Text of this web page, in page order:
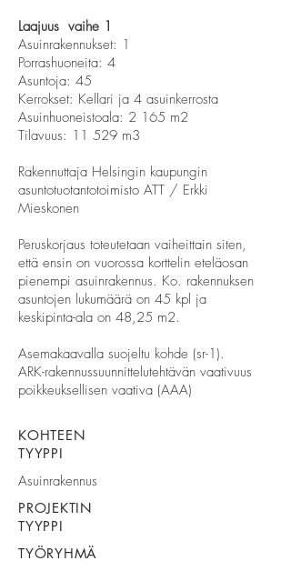
Laajuus vaihe 1
Asuinrakennukset: 1
Porrashuoneita: 4
Asuntoja: 45
Kerrokset: Kellari ja 4 asuinkerrosta
Asuinhuoneistoala: 2 165 m2
Tilavuus: 11 529 m3
Rakennuttaja Helsingin kaupungin
asuntotuotantotoimisto ATT / Erkki
Mieskonen
Peruskorjaus toteutetaan vaiheittain siten,
että ensin on vuorossa korttelin eteläosan
pienempi asuinrakennus. Ko. rakennuksen
asuntojen lukumäärä on 45 kpl ja
keskipinta-ala on 48,25 m2.
Asemakaavalla suojeltu kohde (sr-1).
ARK-rakennussuunnittelutehtävän vaativuus
poikkeuksellisen vaativa (AAA)
KOHTEEN
TYYPPI
Asuinrakennus
PROJEKTIN
TYYPPI
TYÖRYHMÄ